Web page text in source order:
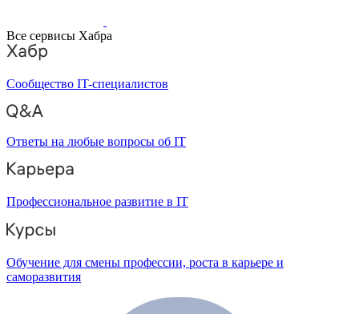
Все сервисы Хабра
Сообщество IT-специалистов
Ответы на любые вопросы об IT
Профессиональное развитие в IT
Обучение для смены профессии, роста в карьере и
саморазвития